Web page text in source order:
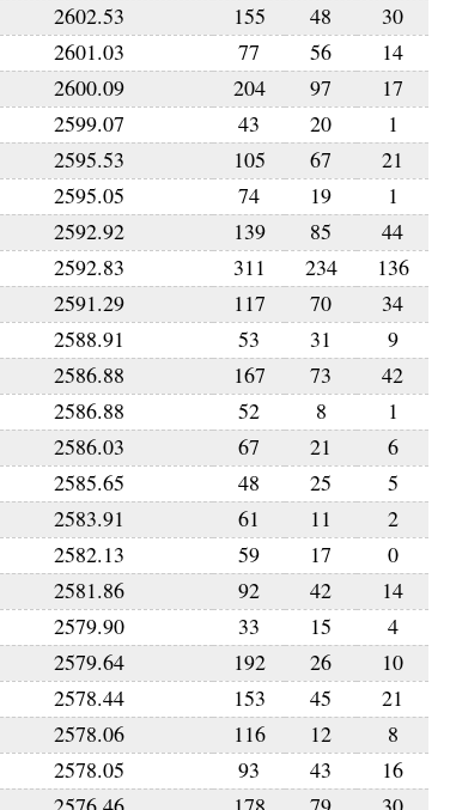
2602.53 155 48
30
2601.03 77 56
14
2600.09 204 97
17
2599.07 43 20
1
2595.53 105 67
21
2595.05 74 19
1
2592.92 139 85
44
2592.83 311 234
136
2591.29 117 70
34
2588.91 53 31
9
2586.88 167 73
42
2586.88 52 8
1
2586.03 67 21
6
2585.65 48 25
5
2583.91 61 11
2
2582.13 59 17
0
2581.86 92 42
14
2579.90 33 15
4
2579.64 192 26
10
2578.44 153 45
21
2578.06 116 12
8
2578.05 93 43
16